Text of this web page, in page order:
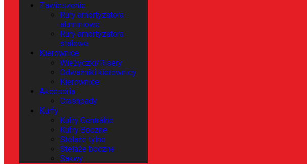
Zawieszenie
Rury amortyzatora
aluminiowe
Rury amortyzatora
stalowe
Kierownice
Wieżyczki/Risery
Odważniki kierownicy
Kierownice
Akcesoria
Crashpady
Kurfy
Kufry Centralne
Kufry Boczne
Stelaże tylne
Stelaże boczne
Sakwy